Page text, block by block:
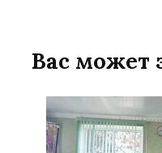
Вас может